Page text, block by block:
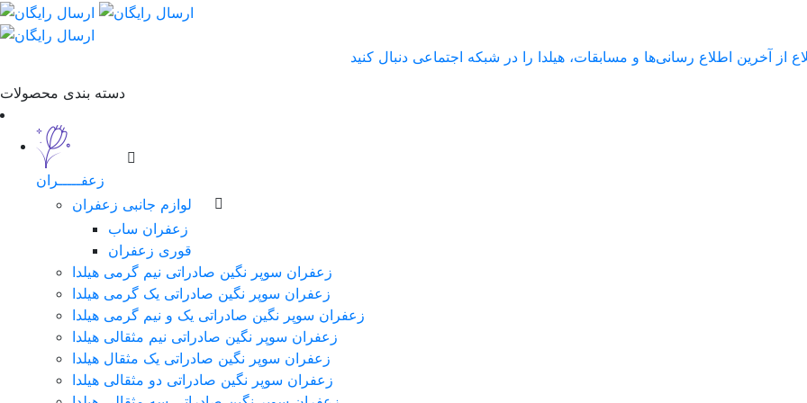
دسته بندی محصولات
زعفـــــران
لوازم جانبی زعفران
زعفران ساب
قوری زعفران
زعفران سوپر نگین صادراتی نیم گرمی هیلدا
زعفران سوپر نگین صادراتی یک گرمی هیلدا
زعفران سوپر نگین صادراتی یک و نیم گرمی هیلدا
زعفران سوپر نگین صادراتی نیم مثقالی هیلدا
زعفران سوپر نگین صادراتی یک مثقال هیلدا
زعفران سوپر نگین صادراتی دو مثقالی هیلدا